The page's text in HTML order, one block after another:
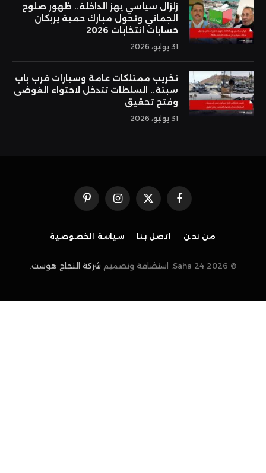
زلزال سياسي يهز الداخلة.. ظهور صلوح
الجماني وتحول مبارك حمية يربكان
حسابات انتخابات 2026
31 يوليو، 2026
تخريب ممتلكات عامة وسيارات قرب باب
سبتة.. السلطات تتدخل لاحتواء الفوضى
وفتح تحقيق
31 يوليو، 2026
فيسبوكX
(Twitter)
الانستغرامبينتيريست
من نحن اتصل بنا سياسة الخصوصية
© 2026 Saha 24. استضافة وتصميم شركة النجاح هوست